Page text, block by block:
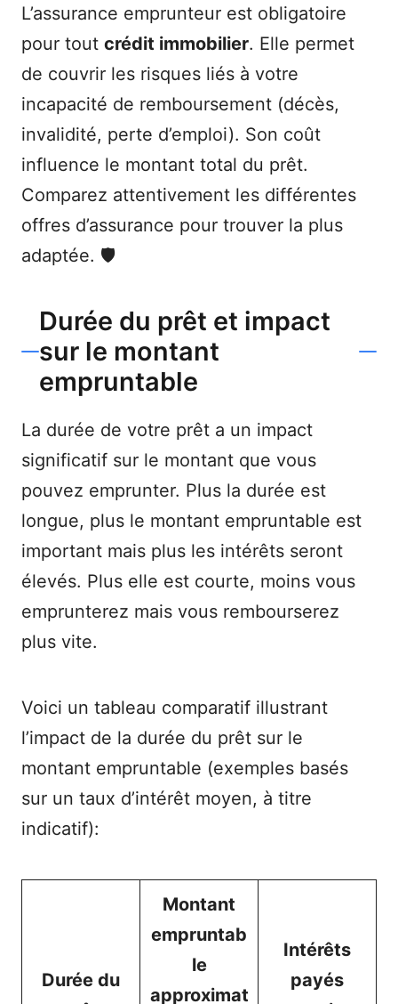
L’assurance emprunteur est obligatoire
pour tout crédit immobilier. Elle permet
de couvrir les risques liés à votre
incapacité de remboursement (décès,
invalidité, perte d’emploi). Son coût
influence le montant total du prêt.
Comparez attentivement les différentes
offres d’assurance pour trouver la plus
adaptée. 🛡️
Durée du prêt et impact
sur le montant
empruntable
La durée de votre prêt a un impact
significatif sur le montant que vous
pouvez emprunter. Plus la durée est
longue, plus le montant empruntable est
important mais plus les intérêts seront
élevés. Plus elle est courte, moins vous
emprunterez mais vous rembourserez
plus vite.
Voici un tableau comparatif illustrant
l’impact de la durée du prêt sur le
montant empruntable (exemples basés
sur un taux d’intérêt moyen, à titre
indicatif):
Durée du
Montant
empruntab
le
approximat
Intérêts
payés